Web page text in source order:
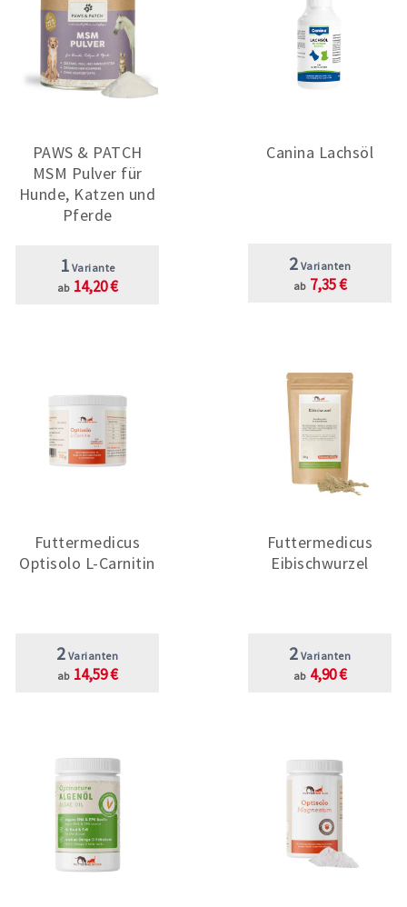
PAWS & PATCH
MSM Pulver für
Hunde, Katzen und
Pferde
1 Variante
ab 14,20 €
Canina Lachsöl
2 Varianten
ab 7,35 €
Futtermedicus
Optisolo L-Carnitin
2 Varianten
ab 14,59 €
Futtermedicus
Eibischwurzel
2 Varianten
ab 4,90 €